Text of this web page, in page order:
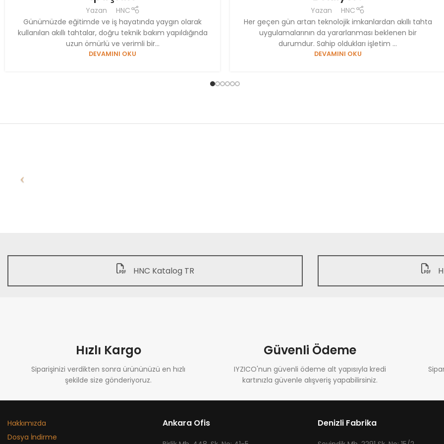
Yazan
HNC
Günümüzde eğitimde ve iş hayatında yaygın olarak
kullanılan akıllı tahtalar, doğru teknik bakım yapıldığında
uzun ömürlü ve verimli bir...
DEVAMINI OKU
Yazan
HNC
Her geçen gün artan teknolojik imkanlardan akıllı tahta
uygulamalarının da yararlanması beklenen bir
durumdur. Sahip oldukları işletim ...
DEVAMINI OKU
HNC Katalog TR
Hızlı Kargo
Siparişinizi verdikten sonra ürününüzü en hızlı
şekilde size gönderiyoruz.
Güvenli Ödeme
IYZICO'nun güvenli ödeme alt yapısıyla kredi
kartınızla güvenle alışveriş yapabilirsiniz.
Hakkımızda
Dosya İndirme
Ankara Ofis Denizli Fabrika